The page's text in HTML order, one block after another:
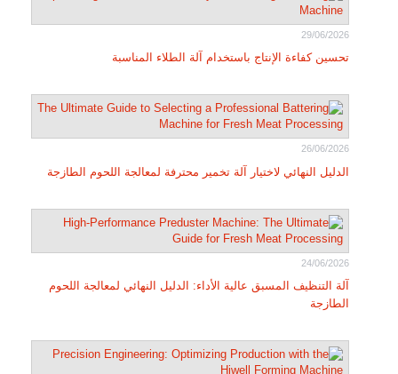
29/06/2026
تحسين كفاءة الإنتاج باستخدام آلة الطلاء المناسبة
26/06/2026
الدليل النهائي لاختيار آلة تخمير محترفة لمعالجة اللحوم الطازجة
24/06/2026
آلة التنظيف المسبق عالية الأداء: الدليل النهائي لمعالجة اللحوم
الطازجة